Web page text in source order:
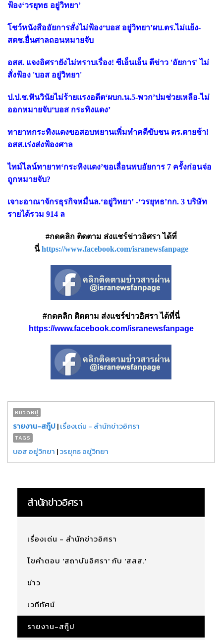
ฟ้อง‘วรยุทธ อยู่วิทยา’
โชว์หนังสืออัยการสั่งไม่ฟ้อง‘บอส อยู่วิทยา’ผบ.ตร.ไม่แย้ง-
สตช.ยื่นศาลถอนหมายจับ
อสส. แจงอิศรายังไม่ทราบเรื่อง! ซีเอ็นเอ็น ตีข่าว 'อัยการ' ไม่
สั่งฟ้อง 'บอส อยู่วิทยา'
ป.ป.ช.ฟันวินัยไม่ร้ายแรงอดีต‘ผบก.น.5-พวก’ปมช่วยเหลือ-ไม่
ออกหมายจับ‘บอส กระทิงแดง’
ทายาทกระทิงแดงขอสอบพยานเพิ่มทำคดีขับชน ตร.ตายช้า!
อสส.เร่งส่งฟ้องศาล
ไทม์ไลน์ทายาท‘กระทิงแดง’ขอเลื่อนพบอัยการ 7 ครั้งก่อนจ่อ
ถูกหมายจับ?
เจาะอาณาจักรธุรกิจหมื่นล.‘อยู่วิทยา’ -‘วรยุทธ’กก. 3 บริษัท
รายได้รวม 914 ล
#กดคลิก ติดตาม ส่งแชร์ข่าวอิศรา ได้ที่
นี่https://www.facebook.com/isranewsfanpage
#กดคลิก ติดตาม ส่งแชร์ข่าวอิศรา ได้ที่นี่
https://www.facebook.com/isranewsfanpage
หมวดหมู่
รายงาน-สกู๊ป|เรื่องเด่น - สำนักข่าวอิศรา
TAGS
บอส อยู่วิทยา |วรยุทธ อยู่วิทยา
สำนักข่าวอิศรา
เรื่องเด่น - สำนักข่าวอิศรา
ไขคำตอบ 'สถาบันอิศรา' กับ 'สสส.'
ข่าว
เวทีทัศน์
รายงาน-สกู๊ป